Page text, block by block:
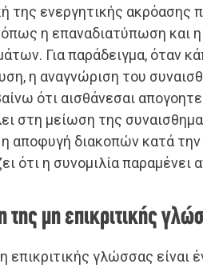
της ενεργητικής ακρόασης
η επαναδιατύπωση και
Για παράδειγμα, όταν
η αναγνώριση του
ότι αισθάνεσαι
στη μείωση της
η αποφυγή διακοπών κατά την
ότι η συνομιλία παραμένει
της μη επικριτικής
επικριτικής γλώσσας είναι